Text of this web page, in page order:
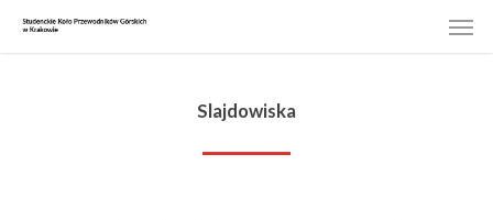
Slajdowiska